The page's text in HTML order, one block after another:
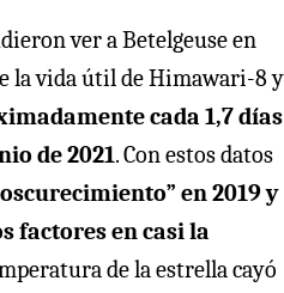
ver a Betelgeuse en
la vida útil de Himawari-8 y
cada 1,7 días
de 2021. Con estos datos
en 2019 y
factores en casi la
de la estrella cayó